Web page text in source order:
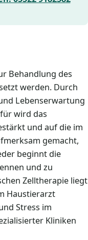
Behandlung des
werden. Durch
Lebenserwartung
wird das
und auf die im
gemacht,
beginnt die
und zu
Zelltherapie liegt
Haustierarzt
Stress im
Kliniken